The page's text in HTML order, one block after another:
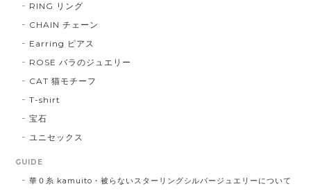
RING リング
CHAIN チェーン
Earring ピアス
ROSE バラのジュエリー
CAT 猫モチーフ
T-shirt
宝石
ユニセックス
GUIDE
華０糸 kamuito・被らないスターリングシルバージュエリーについて